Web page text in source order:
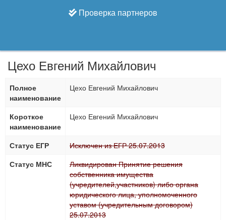
Проверка партнеров
Цехо Евгений Михайлович
Полное
наименование
Цехо Евгений Михайлович
Короткое
наименование
Цехо Евгений Михайлович
Статус ЕГР
Исключен из ЕГР 25.07.2013
Статус МНС
Ликвидирован Принятие решения
собственника имущества
(учредителей,участников) либо органа
юридического лица, уполномоченного
уставом (учредительным договором)
25.07.2013